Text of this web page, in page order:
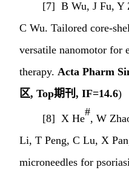
[7] B Wu, J Fu, Y
C Wu. Tailored core-
versatile nanomotor for
therapy. Acta Pharm
区, Top期刊, IF=14.6)
[8] X He
#
, W
Li, T Peng, C Lu, X
microneedles for